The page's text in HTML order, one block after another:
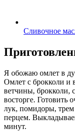
Сливочное
Я обожаю омлет в
Омлет с брокколи и
ветчины, брокколи,
восторге. Готовить
лук, помидоры,
перцем.
минут.